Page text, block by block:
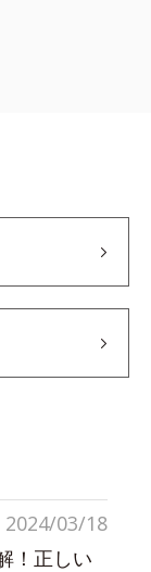
2024/03/18
！正しい